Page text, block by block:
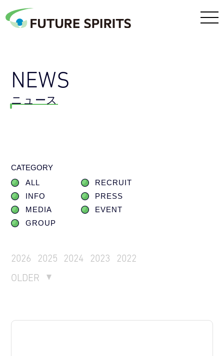
NEWS
ニュース
CATEGORY
ALL
RECRUIT
INFO
PRESS
MEDIA
EVENT
GROUP
2026 2025 2024 2023
2022
OLDER